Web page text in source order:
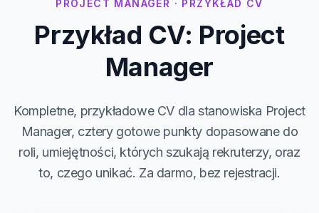
PROJECT MANAGER · PRZYKŁAD CV
Przykład CV: Project
Manager
Kompletne, przykładowe CV dla stanowiska Project
Manager, cztery gotowe punkty dopasowane do
roli, umiejętności, których szukają rekruterzy, oraz
to, czego unikać. Za darmo, bez rejestracji.